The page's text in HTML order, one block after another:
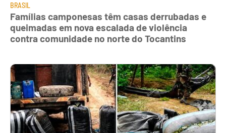
BRASIL
Famílias camponesas têm casas derrubadas e
queimadas em nova escalada de violência
contra comunidade no norte do Tocantins